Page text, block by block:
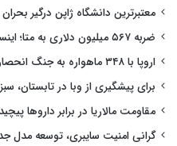
معتبرترین دانشگاه ژاپن درگیر
ضربه ۵۶۷ میلیون دلاری به متا؛ اینستاگرام زیر تیغ دادگاه
اروپا با ۳۴۸ ماهواره به جنگ انحصار استارلینک می‌رود
برای پیشگیری از وبا در تابستان،
مقاومت مالاریا در برابر داروها
گرانی امنیت سایبری، توسعه مدل